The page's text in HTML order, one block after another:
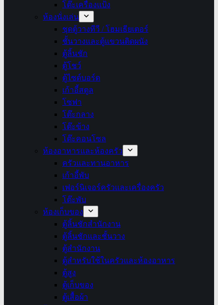
โต๊ะเครื่องแป้ง
ห้องนั่งเล่น
ชุดตู้วางทีวี / โฮมเธียเตอร์
ชั้นวางและตู้แขวนติดผนัง
ตู้ลิ้นชัก
ตู้โชว์
ตู้ไซด์บอร์ด
เก้าอี้สตูล
โซฟา
โต๊ะกลาง
โต๊ะข้าง
โต๊ะคอนโซล
ห้องอาหารและห้องครัว
ครัวและทานอาหาร
เก้าอี้พับ
เฟอร์นิเจอร์ครัวและเครื่องครัว
โต๊ะพับ
ห้องเก็บของ
ตู้ลิ้นชักสำนักงาน
ตู้ลิ้นชักและชั้นวาง
ตู้สำนักงาน
ตู้สำหรับใช้ในครัวและห้องอาหาร
ตู้สูง
ตู้เก็บของ
ตู้เสื้อผ้า